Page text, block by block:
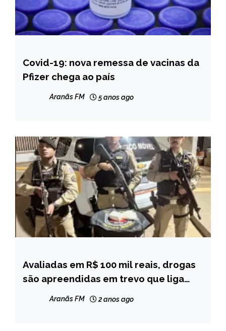
BRASIL
NOTÍCIAS
Covid-19: nova remessa de vacinas da
Pfizer chega ao país
Aranãs FM 5 anos ago
CAPELINHA
NOTÍCIAS
Avaliadas em R$ 100 mil reais, drogas
são apreendidas em trevo que liga
Aranãs FM 2 anos ago